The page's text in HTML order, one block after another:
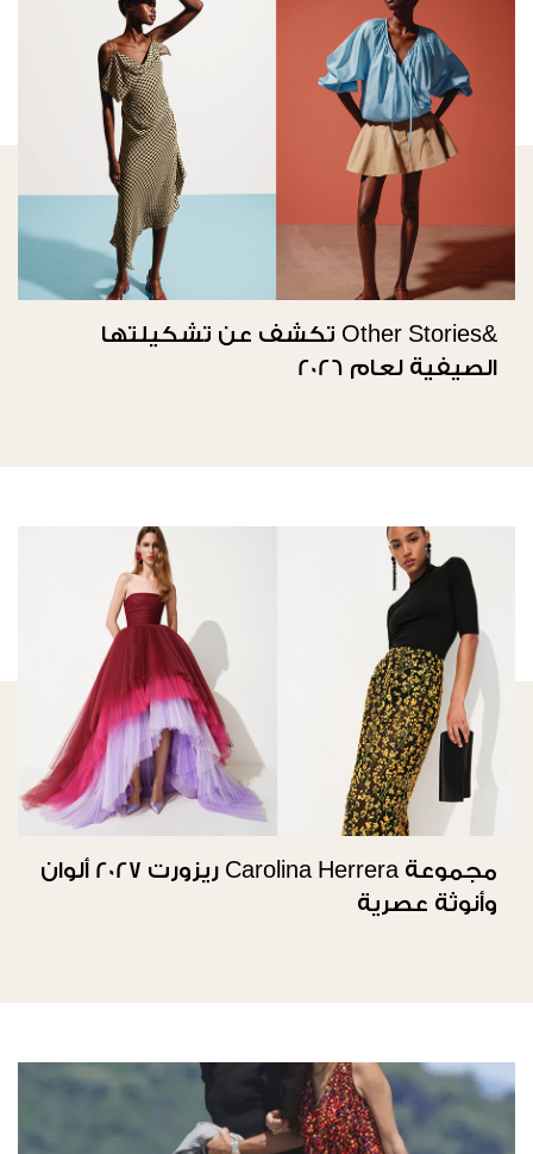
&Other Stories تكشف عن تشكيلتها
الصيفية لعام 2026
مجموعة Carolina Herrera ريزورت 2027 ألوان
وأنوثة عصرية